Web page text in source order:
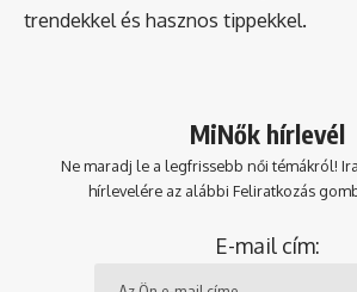
trendekkel és hasznos tippekkel.
MiNők hírlevél
Ne maradj le a legfrissebb női témákról!
hírlevelére az alábbi Feliratkozás
E-mail cím: